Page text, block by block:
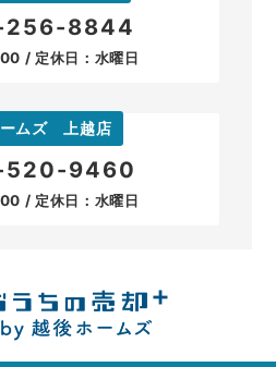
8844
/ 定休日：水曜日
ームズ 上越店
520-9460
/ 定休日：水曜日